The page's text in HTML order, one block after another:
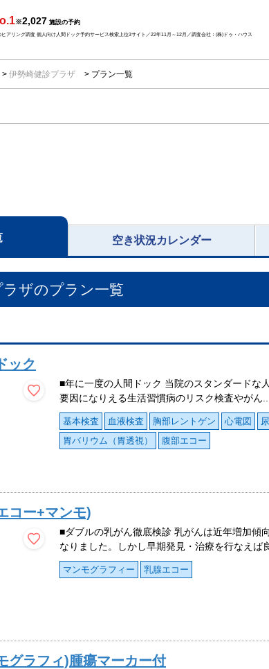
※2,027 施設の予約
アリング調査 個人向け人間ドック予約サービス検索上位3サイト／22年11月～12月／調査会社：(株)ドゥ・ハウス
伊勢崎健診プラザ プラン一覧
空き状況カレンダー
ラザのプラン一覧
ック
■年に一度の人間ドック 当院のスタンダードな
要因になりえる生活習慣病のリスク検査やがん...
基本検査 血液検査 胸部レントゲン 心電図
胃バリウム（胃透視）
腹部エコー
コー+マンモ)
■ダブルの乳がん徹底検診 乳がんは近年増加傾
なりました。しかし早期発見・治療を行なえば
マンモグラフィー 乳腺エコー
グラフィ)腫瘍マーカー付